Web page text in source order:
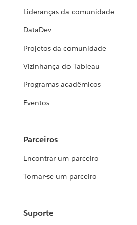
Lideranças da comunidade
DataDev
Projetos da comunidade
Vizinhança do Tableau
Programas acadêmicos
Eventos
Parceiros
Encontrar um parceiro
Tornar-se um parceiro
Suporte